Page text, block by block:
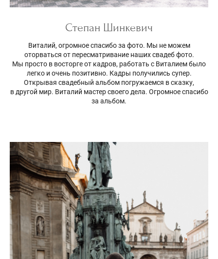
Степан Шинкевич
Виталий, огромное спасибо за фото. Мы не можем
оторваться от пересматривание наших свадеб фото.
Мы просто в восторге от кадров, работать с Виталием было
легко и очень позитивно. Кадры получились супер.
Открывая свадебный альбом погружаемся в сказку,
в другой мир. Виталий мастер своего дела. Огромное спасибо
за альбом.